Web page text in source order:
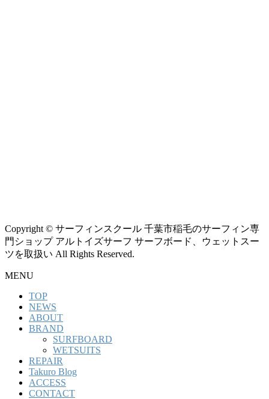
Copyright © サーフィンスクール 千葉市稲毛のサーフィン専
門ショップ アルトイズサーフ サーフボード、ウェットスー
ツを取扱い All Rights Reserved.
MENU
TOP
NEWS
ABOUT
BRAND
SURFBOARD
WETSUITS
REPAIR
Takuro Blog
ACCESS
CONTACT